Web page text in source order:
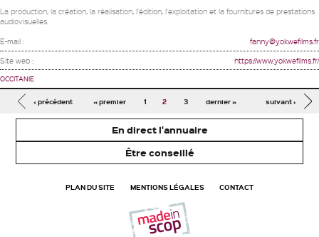
La production, la création, la réalisation, l'édition, l'exploitation et la fournitures de prestations
audiovisuelles.
E-mail : fanny@yokwefilms.fr
Site web : https://www.yokwefilms.fr/
OCCITANIE
Pages
« premier
‹ précédent 1 2 3 suivant ›
dernier »
En direct l'annuaire
Être conseillé
PLAN DU SITE MENTIONS LÉGALES CONTACT